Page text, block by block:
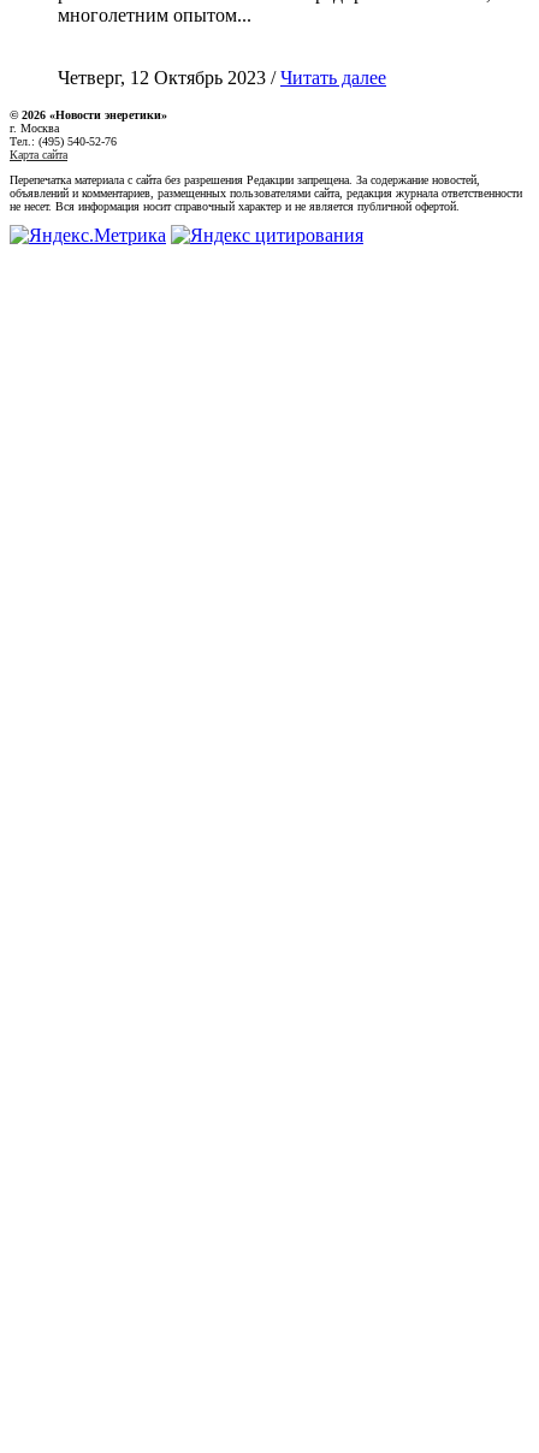
многолетним опытом...
Четверг, 12 Октябрь 2023 /Читать далее
© 2026 «Новости энеретики»
г. Москва
Тел.: (495) 540-52-76
Карта сайта
Перепечатка материала с сайта без разрешения Редакции запрещена. За содержание новостей,
объявлений и комментариев, размещенных пользователями сайта, редакция журнала ответственности
не несет. Вся информация носит справочный характер и не является публичной офертой.